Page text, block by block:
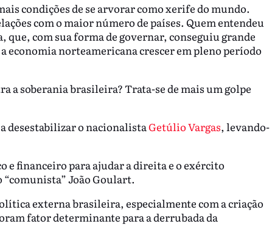
condições de se arvorar como xerife do mundo.
com o maior número de países. Quem entendeu
que, com sua forma de governar, conseguiu grande
economia norteamericana crescer em pleno período
a soberania brasileira? Trata-se de mais um golpe
desestabilizar o nacionalistaGetúlio Vargas, levando-
e financeiro para ajudar a direita e o exército
João Goulart.
externa brasileira, especialmente com a criação
fator determinante para a derrubada da